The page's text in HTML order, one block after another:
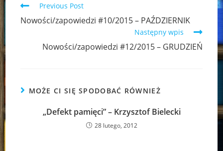
Read
articles
Previous Post
Nowości/zapowiedzi #10/2015 – PAŹDZIERNIK
Następny wpis
Nowości/zapowiedzi #12/2015 – GRUDZIEŃ
MOŻE CI SIĘ SPODOBAĆ RÓWNIEŻ
„Defekt pamięci” – Krzysztof Bielecki
28 lutego, 2012